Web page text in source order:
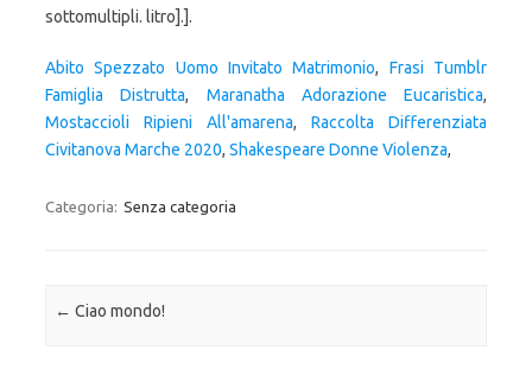
sottomultipli. litro].].
Abito Spezzato Uomo Invitato Matrimonio, Frasi Tumblr
Famiglia Distrutta, Maranatha Adorazione Eucaristica,
Mostaccioli Ripieni All'amarena, Raccolta Differenziata
Civitanova Marche 2020, Shakespeare Donne Violenza,
Categoria: Senza categoria
Navigazione articolo
← Ciao mondo!